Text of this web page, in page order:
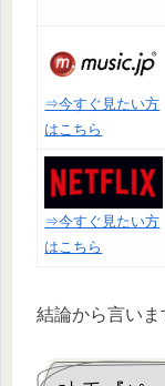
⇒今すぐ見たい方
はこちら
⇒今すぐ見たい方
はこちら
結論から言いま